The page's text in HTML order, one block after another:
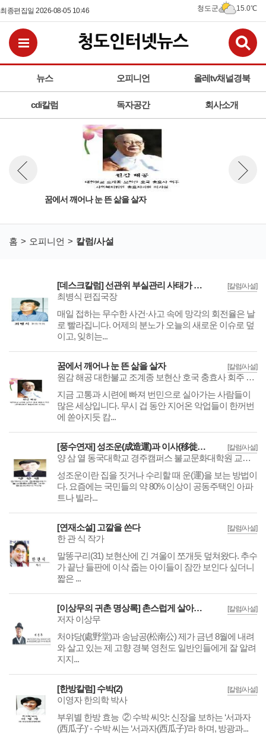
최종편집일 2026-08-05 10:46 청도군 15.0℃
뉴스 오피니언 올레tv채널경북
cdi칼럼 독자공간 회사소개
전체메뉴보기
꿈에서 깨어나 눈 뜬 삶을 살자
뉴스 이전보기
홈 오피니언 칼럼/사설
[칼럼/사설]
[데스크칼럼] 선관위 부실관리 사태가 던지는 경고와 개혁의 길
최병식 편집국장
매일 접하는 무수한 사건·사고 속에 망각의 회전율은 날
로 빨라집니다. 어제의 분노가 오늘의 새로운 이슈로 덮
이고, 잊히는...
[칼럼/사설]
꿈에서 깨어나 눈 뜬 삶을 살자
원감 해공 대한불교 조계종 보현산 호국 충효사 회주 사회복지법인 충효자비원 이사장
지금 고통과 시련에 빠져 번민으로 실아가는 사람들이
많은 세상입니다. 무시 겁 동안 지어온 악업들이 한꺼번
에 쏟아지듯 캄...
[칼럼/사설]
[풍수연재] 성조운(成造運)과 이사(移徙)길일
양 삼 열 동국대학교 경주캠퍼스 불교문화대학원 교수 풍수지리학 박사
성조운이란 집을 짓거나 수리할 때 운(運)을 보는 방법이
다. 요즘에는 국민들의 약 80% 이상이 공동주택인 아파
트나 빌라...
[칼럼/사설]
[연재소설] 고깔을 쓴다
한 관 식 작가
말똥구리(31) 보현산에 긴 겨울이 쪼개듯 덮쳐왔다. 추수
가 끝난 들판에 이삭 줍는 아이들이 잠깐 보인다 싶더니
짧은 ...
[칼럼/사설]
[이상무의 귀촌 명상록] 촌스럽게 살아봐요, 우리
저자 이상무
처야당(處野堂)과 송남공(松南公) 제가 금년 8월에 내려
와 살고 있는 제 고향 경북 영천도 일반인들에게 잘 알려
지지...
[칼럼/사설]
[한방칼럼] 수박(2)
이영자 한의학 박사
부위별 한방 효능 ② 수박 씨앗: 신장을 보하는 ‘서과자
(西瓜子)’ - 수박 씨는 ‘서과자(西瓜子)’라 하며, 방광과...